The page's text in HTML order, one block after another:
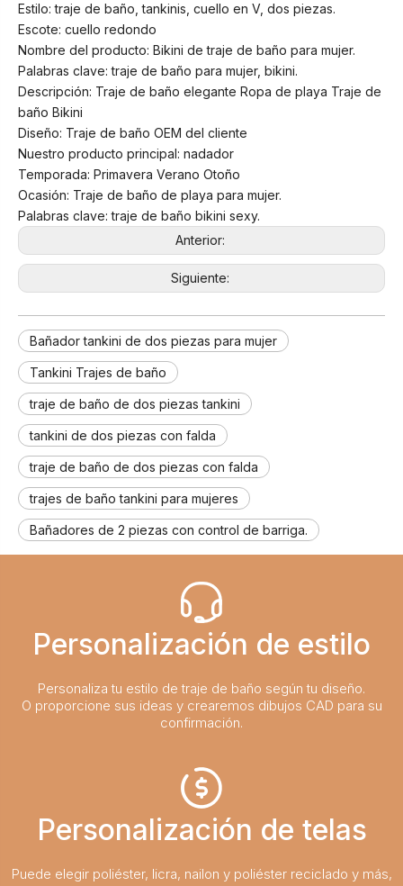
Estilo: traje de baño, tankinis, cuello en V, dos piezas.
Escote: cuello redondo
Nombre del producto: Bikini de traje de baño para mujer.
Palabras clave: traje de baño para mujer, bikini.
Descripción: Traje de baño elegante Ropa de playa Traje de
baño Bikini
Diseño: Traje de baño OEM del cliente
Nuestro producto principal: nadador
Temporada: Primavera Verano Otoño
Ocasión: Traje de baño de playa para mujer.
Palabras clave: traje de baño bikini sexy.
Anterior:
Siguiente:
Bañador tankini de dos piezas para mujer
Tankini Trajes de baño
traje de baño de dos piezas tankini
tankini de dos piezas con falda
traje de baño de dos piezas con falda
trajes de baño tankini para mujeres
Bañadores de 2 piezas con control de barriga.
Personalización de estilo
Personaliza tu estilo de traje de baño según tu diseño.
O proporcione sus ideas y crearemos dibujos CAD para su
confirmación.
Personalización de telas
Puede elegir poliéster, licra, nailon y poliéster reciclado y más,